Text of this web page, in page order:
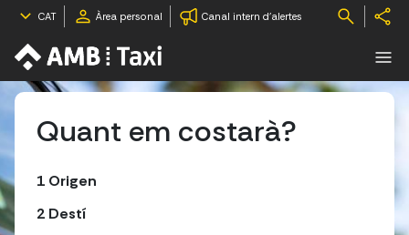
CAT Àrea personal Canal intern d'alertes
Quant em costarà?
1 Origen
2 Destí